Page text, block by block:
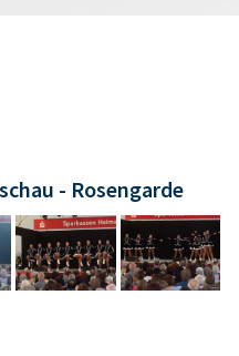
- Rosengarde